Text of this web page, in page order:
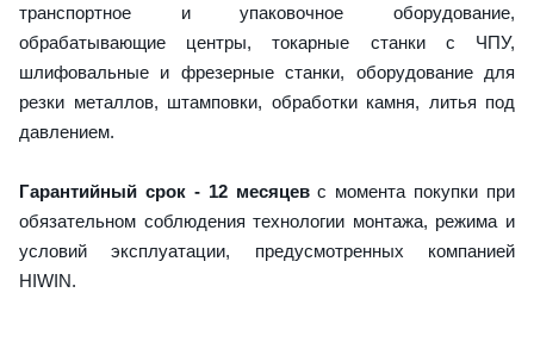
транспортное и упаковочное оборудование,
обрабатывающие центры, токарные станки с ЧПУ,
шлифовальные и фрезерные станки, оборудование для
резки металлов, штамповки, обработки камня, литья под
давлением.
Гарантийный срок - 12 месяцевс момента покупки при
обязательном соблюдения технологии монтажа, режима и
условий эксплуатации, предусмотренных компанией
HIWIN.